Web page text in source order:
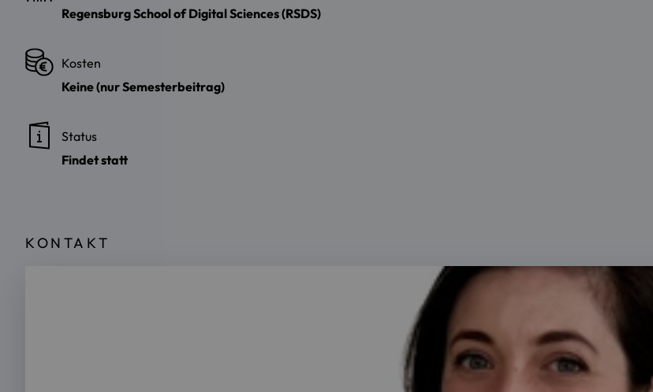
Regensburg School of Digital Sciences (RSDS)
Kosten
Keine (nur Semesterbeitrag)
Status
Findet statt
KONTAKT